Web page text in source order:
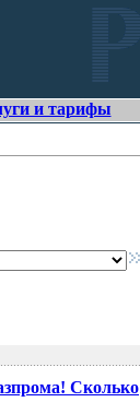
и тарифы
Сколько